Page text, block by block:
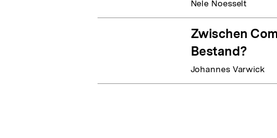
Nele Noesselt
Zwischen
Bestand?
Johannes Varwick